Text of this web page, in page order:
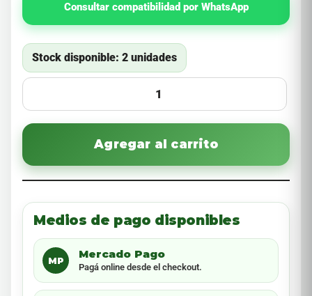
Consultar compatibilidad por WhatsApp
Stock disponible: 2 unidades
Agregar al carrito
Medios de pago disponibles
MP
Mercado Pago
Pagá online desde el checkout.